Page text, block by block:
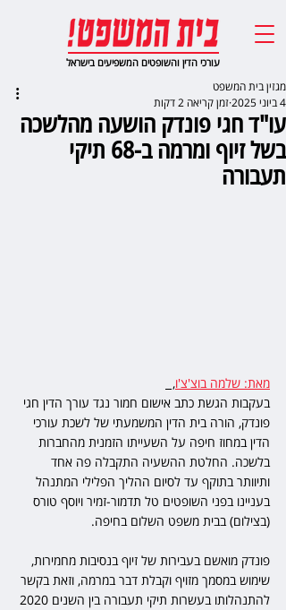
עורכי הדין והשופטים המשפיעים בישראל
עו"ד חגי פונדק הושעה מהלשכה
בשל זיוף ומרמה ב-68 תיקי
תעבורה
מגזין בית המשפט
4 ביוני 2025
זמן קריאה 2 דקות
מאת: שלמה בוצ'צ'ו,
בעקבות הגשת כתב אישום חמור נגד עורך הדין חגי
פונדק, הורה בית הדין המשמעתי של לשכת עורכי
הדין במחוז חיפה על השעייתו הזמנית מהחברות
בלשכה. החלטת ההשעיה התקבלה פה אחד
ותיוותר בתוקף עד לסיום ההליך הפלילי המתנהל
בעניינו בפני השופטים טל תדמור-זמיר ויוסף טורס
(בצילום) בבית משפט השלום בחיפה.
פונדק מואשם בעבירות של זיוף בנסיבות מחמירות,
שימוש במסמך מזויף וקבלת דבר במרמה, וזאת בקשר